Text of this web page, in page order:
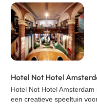
Hotel Not Hotel
Hotel Not Hotel
een creatieve speeltuin